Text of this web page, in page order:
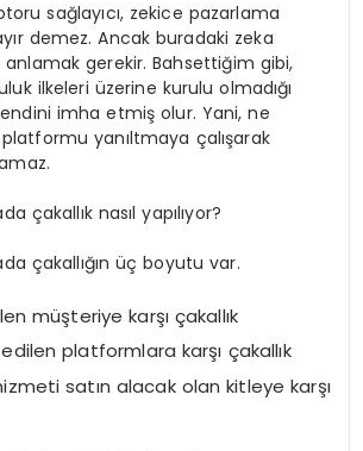
sağlayıcı, zekice pazarlama
demez. Ancak buradaki zeka
anlamak gerekir. Bahsettiğim gibi,
ilkeleri üzerine kurulu olmadığı
imha etmiş olur. Yani, ne
yanıltmaya çalışarak
çakallık nasıl yapılıyor?
çakallığın üç boyutu var.
müşteriye karşı çakallık
platformlara karşı çakallık
satın alacak olan kitleye karşı